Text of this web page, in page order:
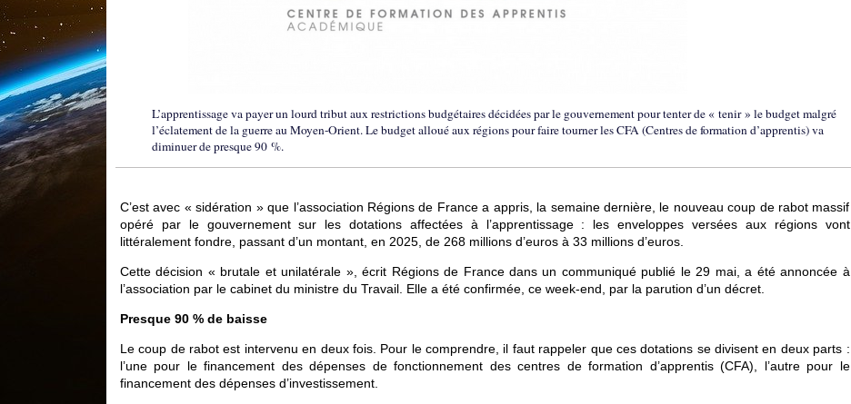
L’apprentissage va payer un lourd tribut aux restrictions budgétaires décidées par le gouvernement pour tenter de « tenir » le budget malgré
l’éclatement de la guerre au Moyen-Orient. Le budget alloué aux régions pour faire tourner les CFA (Centres de formation d’apprentis) va
diminuer de presque 90 %.
C’est avec « sidération » que l’association Régions de France a appris, la semaine dernière, le nouveau coup de rabot massif
opéré par le gouvernement sur les dotations affectées à l’apprentissage : les enveloppes versées aux régions vont
littéralement fondre, passant d’un montant, en 2025, de 268 millions d’euros à 33 millions d’euros.
Cette décision « brutale et unilatérale », écrit Régions de France dans un communiqué publié le 29 mai, a été annoncée à
l’association par le cabinet du ministre du Travail. Elle a été confirmée, ce week-end, par la parution d’un décret.
Presque 90 % de baisse
Le coup de rabot est intervenu en deux fois. Pour le comprendre, il faut rappeler que ces dotations se divisent en deux parts :
l’une pour le financement des dépenses de fonctionnement des centres de formation d’apprentis (CFA), l’autre pour le
financement des dépenses d’investissement.